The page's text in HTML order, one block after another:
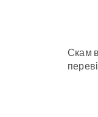
Скам